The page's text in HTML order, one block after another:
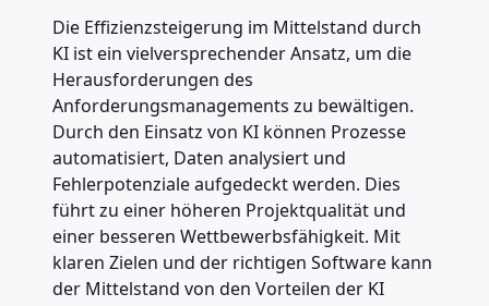
Die Effizienzsteigerung im Mittelstand durch
KI ist ein vielversprechender Ansatz, um die
Herausforderungen des
Anforderungsmanagements zu bewältigen.
Durch den Einsatz von KI können Prozesse
automatisiert, Daten analysiert und
Fehlerpotenziale aufgedeckt werden. Dies
führt zu einer höheren Projektqualität und
einer besseren Wettbewerbsfähigkeit. Mit
klaren Zielen und der richtigen Software kann
der Mittelstand von den Vorteilen der KI